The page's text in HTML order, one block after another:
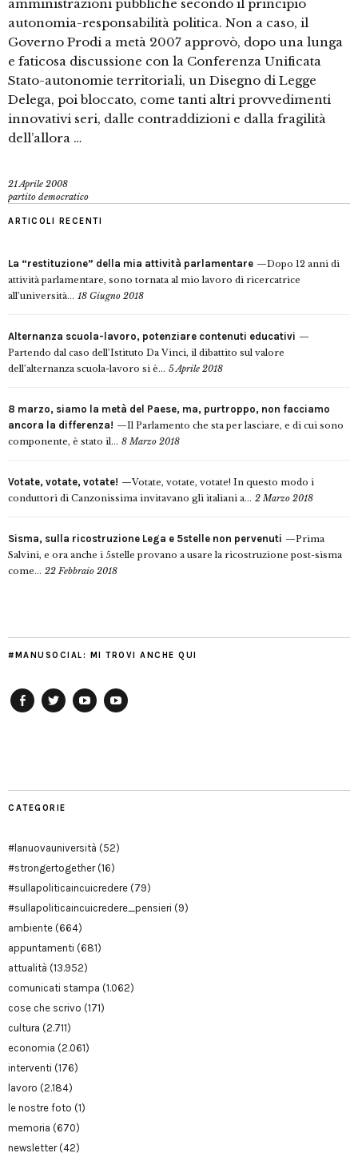
amministrazioni pubbliche secondo il principio
autonomia-responsabilità politica. Non a caso, il
Governo Prodi a metà 2007 approvò, dopo una lunga
e faticosa discussione con la Conferenza Unificata
Stato-autonomie territoriali, un Disegno di Legge
Delega, poi bloccato, come tanti altri provvedimenti
innovativi seri, dalle contraddizioni e dalla fragilità
dell’allora …
21 Aprile 2008
partito democratico
ARTICOLI RECENTI
La “restituzione” della mia attività parlamentare
Dopo 12 anni di
attività parlamentare, sono tornata al mio lavoro di ricercatrice
all’università... 18 Giugno 2018
Alternanza scuola-lavoro, potenziare contenuti educativi
Partendo dal caso dell’Istituto Da Vinci, il dibattito sul valore
dell’alternanza scuola-lavoro si è... 5 Aprile 2018
8 marzo, siamo la metà del Paese, ma, purtroppo, non facciamo
ancora la differenza!
Il Parlamento che sta per lasciare, e di cui sono
componente, è stato il... 8 Marzo 2018
Votate, votate, votate!
Votate, votate, votate! In questo modo i
conduttori di Canzonissima invitavano gli italiani a... 2 Marzo 2018
Sisma, sulla ricostruzione Lega e 5stelle non pervenuti
Prima
Salvini, e ora anche i 5stelle provano a usare la ricostruzione post-sisma
come... 22 Febbraio 2018
#MANUSOCIAL: MI TROVI ANCHE QUI
CATEGORIE
#lanuovauniversità (52)
#strongertogether(16)
#sullapoliticaincuicredere (79)
#sullapoliticaincuicredere_pensieri (9)
ambiente (664)
appuntamenti (681)
attualità (13.952)
comunicati stampa (1.062)
cose che scrivo (171)
cultura (2.711)
economia (2.061)
interventi (176)
lavoro (2.184)
le nostre foto (1)
memoria (670)
newsletter(42)